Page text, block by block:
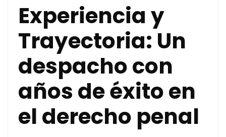
Experiencia y
Trayectoria: Un
despacho con
años de éxito en
el derecho penal